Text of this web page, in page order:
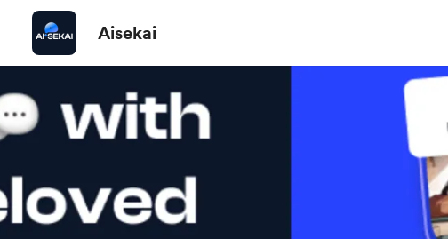
Aisekai